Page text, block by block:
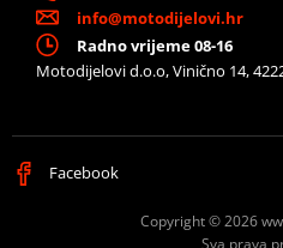
info@motodijelovi.hr
Radno vrijeme 08-16
Motodijelovi d.o.o, Vinično 14,
Facebook
Copyright © 2026